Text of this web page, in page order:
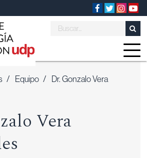
/ Equipo / Dr. Gonzalo Vera
Vera